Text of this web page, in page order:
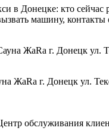
в Донецке: кто сейчас
машину, контакты
ЖаRa г. Донецк ул.